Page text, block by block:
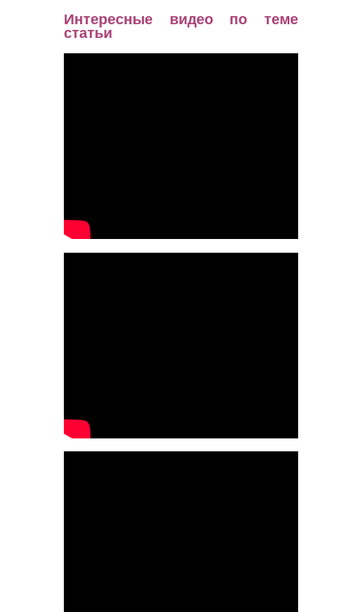
Интересные видео по теме
статьи